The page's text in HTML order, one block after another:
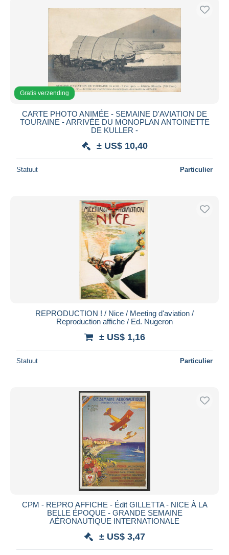
Gratis verzending
CARTE PHOTO ANIMÉE - SEMAINE D'AVIATION DE
TOURAINE - ARRIVÉE DU MONOPLAN ANTOINETTE
DE KULLER -
± US$ 10,40
Statuut Particulier
REPRODUCTION ! / Nice / Meeting d'aviation /
Reproduction affiche / Ed. Nugeron
± US$ 1,16
Statuut Particulier
CPM - REPRO AFFICHE - Édit GILLETTA - NICE À LA
BELLE ÉPOQUE - GRANDE SEMAINE
AÉRONAUTIQUE INTERNATIONALE
± US$ 3,47